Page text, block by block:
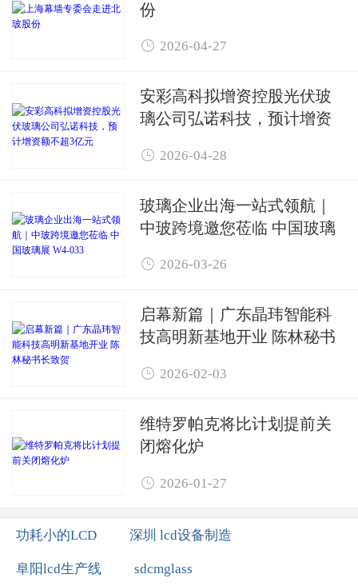
份
 2026-04-27
安彩高科拟增资控股光伏玻
璃公司弘诺科技，预计增资
 2026-04-28
玻璃企业出海一站式领航｜
中玻跨境邀您莅临 中国玻璃
 2026-03-26
启幕新篇｜广东晶玮智能科
技高明新基地开业 陈林秘书
 2026-02-03
维特罗帕克将比计划提前关
闭熔化炉
 2026-01-27
功耗小的LCD 深圳 lcd设备制造
阜阳lcd生产线 sdcmglass